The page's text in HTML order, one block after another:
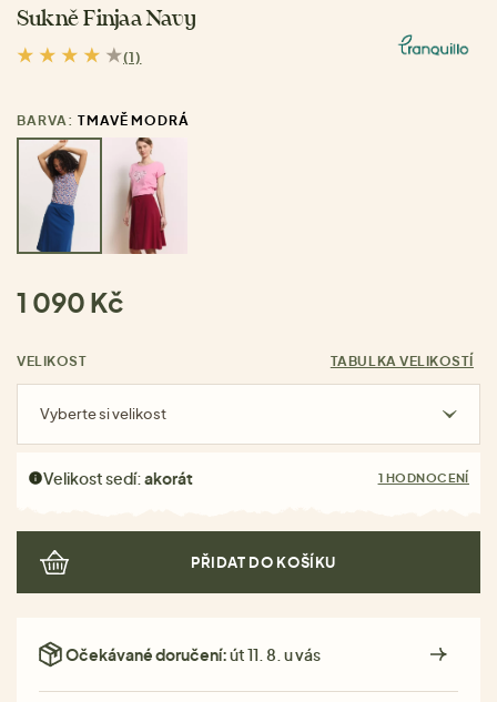
Sukně Finjaa Navy
(1)
BARVA: TMAVĚ MODRÁ
1 090 Kč
VELIKOST TABULKA VELIKOSTÍ
Vyberte si velikost
Velikost sedí:akorát 1 HODNOCENÍ
PŘIDAT DO KOŠÍKU
Očekávané doručení:út 11. 8. u vás